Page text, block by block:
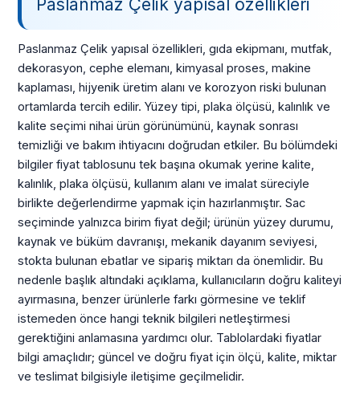
Paslanmaz Çelik yapısal özellikleri
Paslanmaz Çelik yapısal özellikleri, gıda ekipmanı, mutfak,
dekorasyon, cephe elemanı, kimyasal proses, makine
kaplaması, hijyenik üretim alanı ve korozyon riski bulunan
ortamlarda tercih edilir. Yüzey tipi, plaka ölçüsü, kalınlık ve
kalite seçimi nihai ürün görünümünü, kaynak sonrası
temizliği ve bakım ihtiyacını doğrudan etkiler. Bu bölümdeki
bilgiler fiyat tablosunu tek başına okumak yerine kalite,
kalınlık, plaka ölçüsü, kullanım alanı ve imalat süreciyle
birlikte değerlendirme yapmak için hazırlanmıştır. Sac
seçiminde yalnızca birim fiyat değil; ürünün yüzey durumu,
kaynak ve büküm davranışı, mekanik dayanım seviyesi,
stokta bulunan ebatlar ve sipariş miktarı da önemlidir. Bu
nedenle başlık altındaki açıklama, kullanıcıların doğru kaliteyi
ayırmasına, benzer ürünlerle farkı görmesine ve teklif
istemeden önce hangi teknik bilgileri netleştirmesi
gerektiğini anlamasına yardımcı olur. Tablolardaki fiyatlar
bilgi amaçlıdır; güncel ve doğru fiyat için ölçü, kalite, miktar
ve teslimat bilgisiyle iletişime geçilmelidir.